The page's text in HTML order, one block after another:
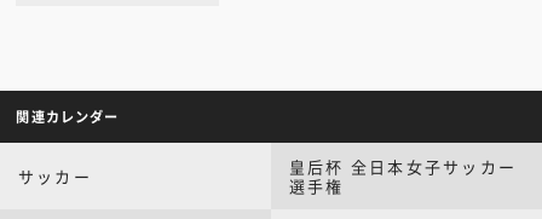
関連カレンダー
サッカー
皇后杯 全日本女子サッカー
選手権